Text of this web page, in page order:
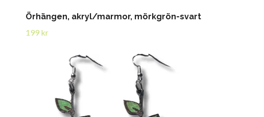
Örhängen, akryl/marmor, mörkgrön-svart
199 kr